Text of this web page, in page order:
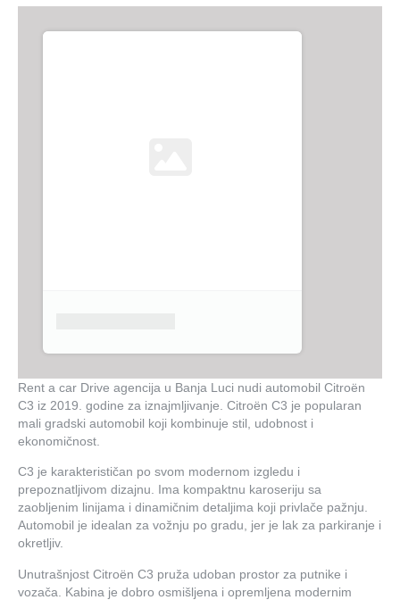
Rent a car Drive agencija u Banja Luci nudi automobil Citroën
C3 iz 2019. godine za iznajmljivanje. Citroën C3 je popularan
mali gradski automobil koji kombinuje stil, udobnost i
ekonomičnost.
C3 je karakterističan po svom modernom izgledu i
prepoznatljivom dizajnu. Ima kompaktnu karoseriju sa
zaobljenim linijama i dinamičnim detaljima koji privlače pažnju.
Automobil je idealan za vožnju po gradu, jer je lak za parkiranje i
okretljiv.
Unutrašnjost Citroën C3 pruža udoban prostor za putnike i
vozača. Kabina je dobro osmišljena i opremljena modernim